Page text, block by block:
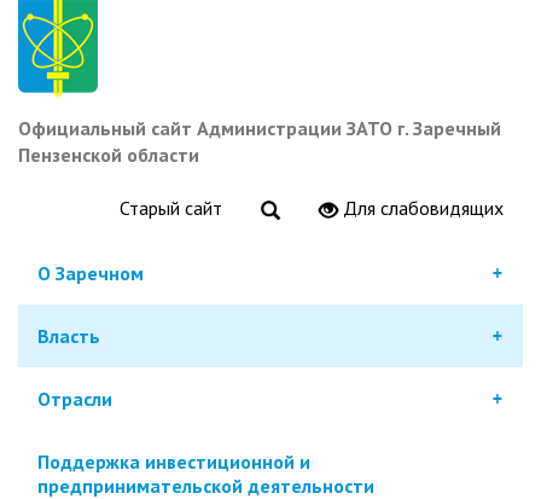
Перейти
основному
содержанию
Официальный сайт Администрации ЗАТО г. Заречный
Пензенской области
Старый сайт Для слабовидящих
О Заречном
Власть
Отрасли
Поддержка инвестиционной и
предпринимательской деятельности